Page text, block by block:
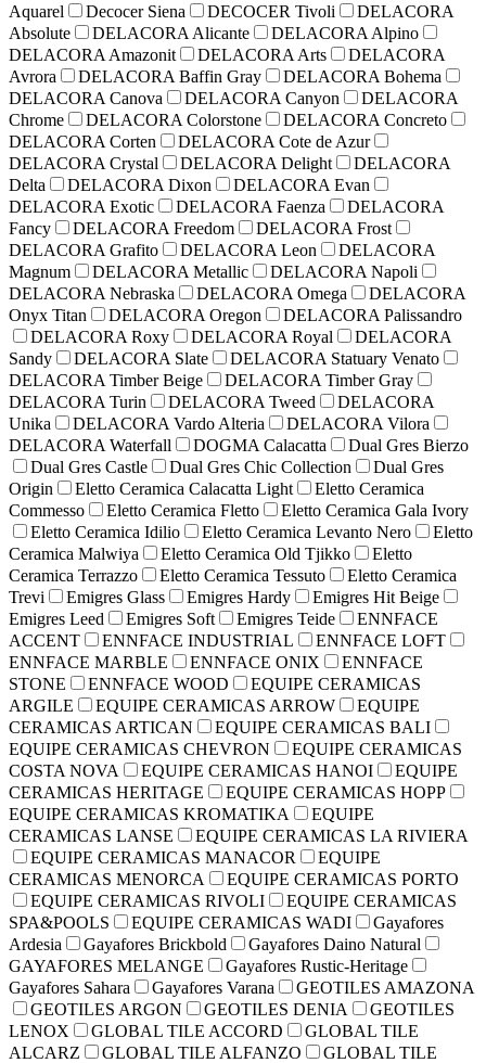
Aquarel
Decocer Siena DECOCER Tivoli
DELACORA
Absolute
DELACORA Alicante
DELACORA Alpino
DELACORA Amazonit
DELACORA Arts
DELACORA
Avrora
DELACORA Baffin Gray
DELACORA Bohema
DELACORA Canova
DELACORA Canyon
DELACORA
Chrome
DELACORA Colorstone
DELACORA Concreto
DELACORA Corten
DELACORA Cote de Azur
DELACORA Crystal
DELACORA Delight
DELACORA
Delta
DELACORA Dixon
DELACORA Evan
DELACORA Exotic
DELACORA Faenza
DELACORA
Fancy
DELACORA Freedom
DELACORA Frost
DELACORA Grafito
DELACORA Leon
DELACORA
Magnum
DELACORA Metallic
DELACORA Napoli
DELACORA Nebraska
DELACORA Omega
DELACORA
Onyx Titan
DELACORA Oregon
DELACORA Palissandro
DELACORA Roxy
DELACORA Royal
DELACORA
Sandy
DELACORA Slate
DELACORA Statuary Venato
DELACORA Timber Beige
DELACORA Timber Gray
DELACORA Turin
DELACORA Tweed
DELACORA
Unika
DELACORA Vardo Alteria
DELACORA Vilora
DELACORA Waterfall
DOGMA Calacatta
Dual Gres Bierzo
Dual Gres Castle
Dual Gres Chic Collection
Dual Gres
Origin
Eletto Ceramica Calacatta Light
Eletto Ceramica
Commesso
Eletto Ceramica Fletto
Eletto Ceramica Gala Ivory
Eletto Ceramica Idilio
Eletto Ceramica Levanto Nero
Eletto
Ceramica Malwiya
Eletto Ceramica Old Tjikko
Eletto
Ceramica Terrazzo
Eletto Ceramica Tessuto
Eletto Ceramica
Trevi
Emigres Glass Emigres Hardy
Emigres Hit Beige
Emigres Leed
Emigres Soft Emigres Teide
ENNFACE
ACCENT
ENNFACE INDUSTRIAL
ENNFACE LOFT
ENNFACE MARBLE
ENNFACE ONIX
ENNFACE
STONE
ENNFACE WOOD
EQUIPE CERAMICAS
ARGILE
EQUIPE CERAMICAS ARROW
EQUIPE
CERAMICAS ARTICAN
EQUIPE CERAMICAS BALI
EQUIPE CERAMICAS CHEVRON
EQUIPE CERAMICAS
COSTA NOVA
EQUIPE CERAMICAS HANOI
EQUIPE
CERAMICAS HERITAGE
EQUIPE CERAMICAS HOPP
EQUIPE CERAMICAS KROMATIKA
EQUIPE
CERAMICAS LANSE
EQUIPE CERAMICAS LA RIVIERA
EQUIPE CERAMICAS MANACOR
EQUIPE
CERAMICAS MENORCA
EQUIPE CERAMICAS PORTO
EQUIPE CERAMICAS RIVOLI
EQUIPE CERAMICAS
SPA&POOLS
EQUIPE CERAMICAS WADI
Gayafores
Ardesia
Gayafores Brickbold
Gayafores Daino Natural
GAYAFORES MELANGE
Gayafores Rustic-Heritage
Gayafores Sahara
Gayafores Varana
GEOTILES AMAZONA
GEOTILES ARGON
GEOTILES DENIA
GEOTILES
LENOX
GLOBAL TILE ACCORD
GLOBAL TILE
ALCARZ
GLOBAL TILE ALFANZO
GLOBAL TILE